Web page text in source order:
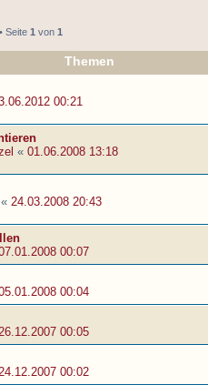
Seite 1 von 1
Themen
00:21
« 01.06.2008 13:18
« 24.03.2008 20:43
00:07
00:04
26.12.2007 00:05
24.12.2007 00:02